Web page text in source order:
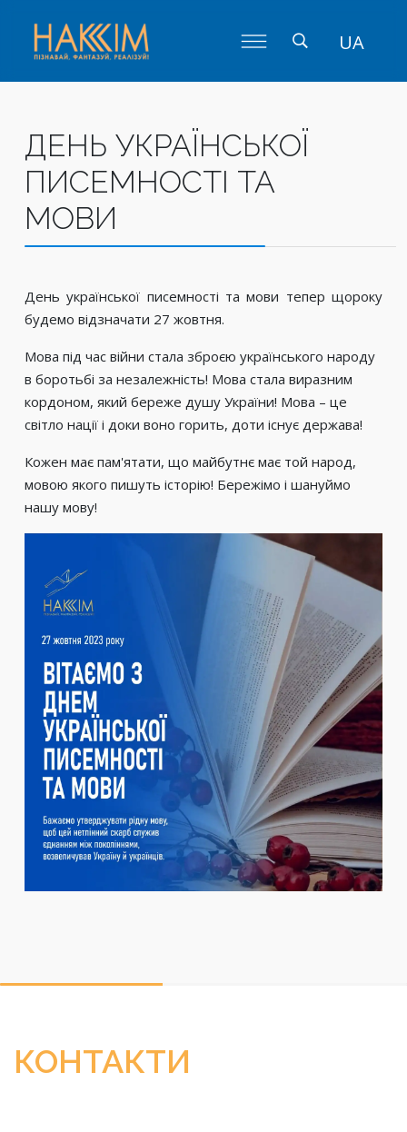
UA
ДЕНЬ УКРАЇНСЬКОЇ
ПИСЕМНОСТІ ТА
МОВИ
День української писемності та мови тепер щороку
будемо відзначати 27 жовтня.
Мова під час війни стала зброєю українського народу
в боротьбі за незалежність! Мова стала виразним
кордоном, який береже душу України! Мова – це
світло нації і доки воно горить, доти існує держава!
Кожен має пам'ятати, що майбутнє має той народ,
мовою якого пишуть історію! Бережімо і шануймо
нашу мову!
КОНТАКТИ